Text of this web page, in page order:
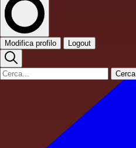
Modifica profilo Logout
Cerca